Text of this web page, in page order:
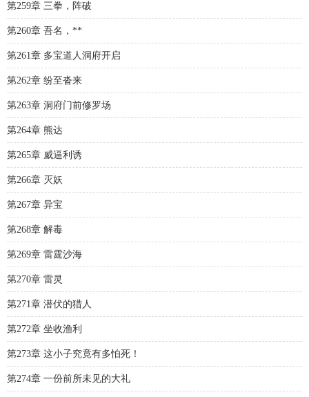
第259章 三拳，阵破
第260章 吾名，**
第261章 多宝道人洞府开启
第262章 纷至沓来
第263章 洞府门前修罗场
第264章 熊达
第265章 威逼利诱
第266章 灭妖
第267章 异宝
第268章 解毒
第269章 雷霆沙海
第270章 雷灵
第271章 潜伏的猎人
第272章 坐收渔利
第273章 这小子究竟有多怕死！
第274章 一份前所未见的大礼